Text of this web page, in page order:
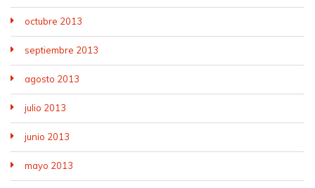
octubre 2013
septiembre 2013
agosto 2013
julio 2013
junio 2013
mayo 2013